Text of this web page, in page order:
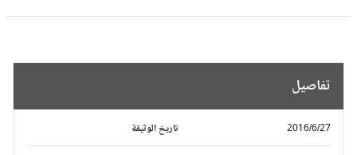
تفاصيل
تاريخ الوثيقة 2016/6/27